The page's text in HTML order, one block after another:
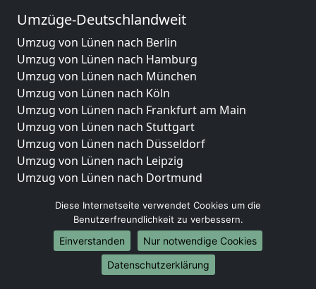
Umzüge-Deutschlandweit
Umzug von Lünen nach Berlin
Umzug von Lünen nach Hamburg
Umzug von Lünen nach München
Umzug von Lünen nach Köln
Umzug von Lünen nach Frankfurt am Main
Umzug von Lünen nach Stuttgart
Umzug von Lünen nach Düsseldorf
Umzug von Lünen nach Leipzig
Umzug von Lünen nach Dortmund
Umzug von Lünen nach Bremen
Umzug von Lünen nach Dresden
Umzug von Lünen nach Hannover
Umzug von Lünen nach Nürnberg
Umzug von Lünen nach Duisburg
Diese Internetseite verwendet Cookies um die
Benutzerfreundlichkeit zu verbessern.
Einverstanden
Nur notwendige Cookies
Datenschutzerklärung